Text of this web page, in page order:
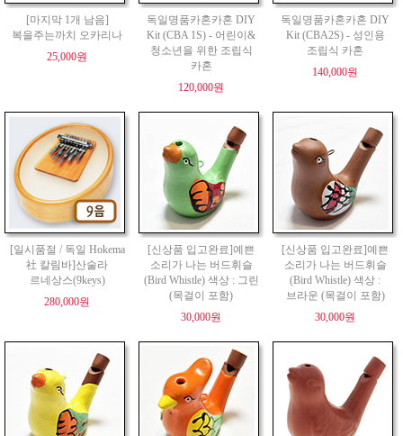
[마지막 1개 남음]
복을주는까치 오카리나
25,000원
독일명품카혼카혼 DIY
Kit (CBA 1S) - 어린이&
청소년을 위한 조립식
카혼
120,000원
독일명품카혼카혼 DIY
Kit (CBA2S) - 성인용
조립식 카혼
140,000원
[일시품절 / 독일 Hokema
社 칼림바]산술라
르네상스(9keys)
280,000원
[신상품 입고완료]예쁜
소리가 나는 버드휘슬
(Bird Whistle) 색상 : 그린
(목걸이 포함)
30,000원
[신상품 입고완료]예쁜
소리가 나는 버드휘슬
(Bird Whistle) 색상 :
브라운 (목걸이 포함)
30,000원